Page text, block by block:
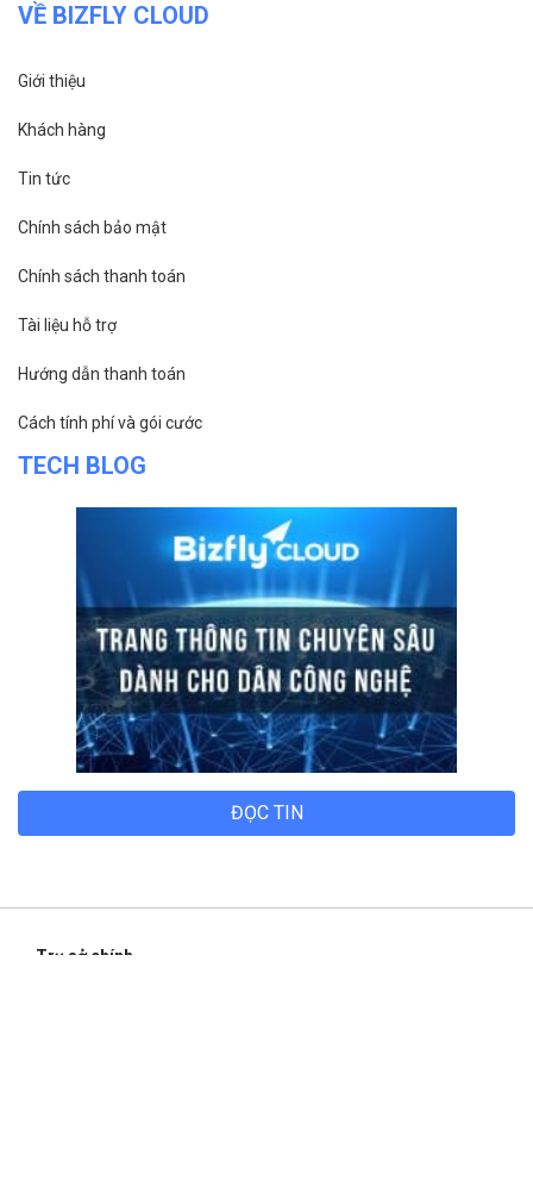
VỀ BIZFLY CLOUD
Giới thiệu
Khách hàng
Tin tức
Chính sách bảo mật
Chính sách thanh toán
Tài liệu hỗ trợ
Hướng dẫn thanh toán
Cách tính phí và gói cước
TECH BLOG
ĐỌC TIN
Trụ sở chính